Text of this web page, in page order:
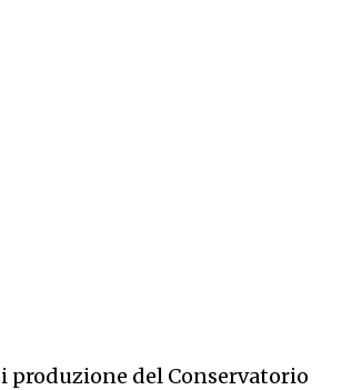
produzione del Conservatorio